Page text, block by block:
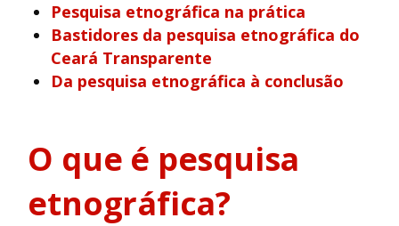
Pesquisa etnográfica na prática
Bastidores da pesquisa etnográfica do
Ceará Transparente
Da pesquisa etnográfica à conclusão
O que é pesquisa
etnográfica?